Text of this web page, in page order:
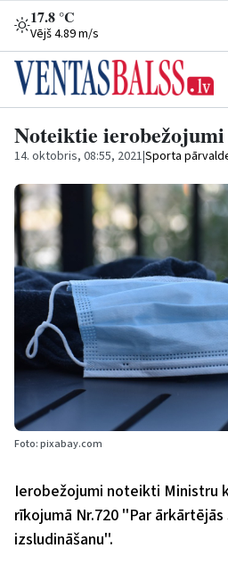
17.8 °C
Vējš 4.89 m/s
Noteiktie
14. oktobris, 08:55, 2021|Sporta
Foto: pixabay.com
Ierobežojumi noteikti Ministru
rīkojumā Nr.720 ''Par
izsludināšanu''.